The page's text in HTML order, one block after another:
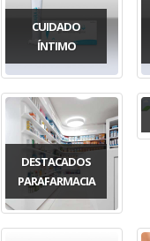
CUIDADO
ÍNTIMO
DESTACADOS
PARAFARMACIA